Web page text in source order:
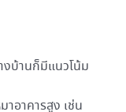
บ้านก็มีแนวโน้ม
อาคารสูง เช่น